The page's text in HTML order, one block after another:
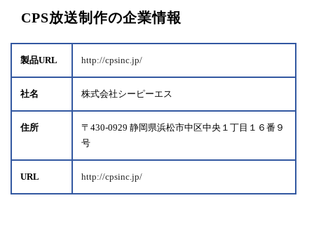
CPS放送制作の企業情報
製品URL http://cpsinc.jp/
社名 株式会社シーピーエス
住所
〒430-0929 静岡県浜松市中区中央１丁目１６番９
号
URL http://cpsinc.jp/